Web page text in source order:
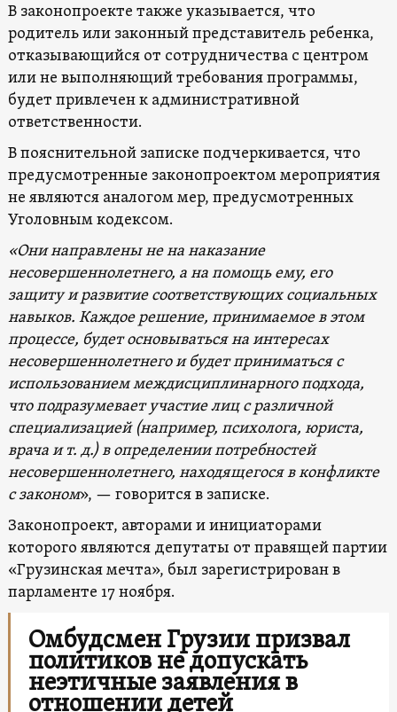
В законопроекте также указывается, что
родитель или законный представитель ребенка,
отказывающийся от сотрудничества с центром
или не выполняющий требования программы,
будет привлечен к административной
ответственности.
В пояснительной записке подчеркивается, что
предусмотренные законопроектом мероприятия
не являются аналогом мер, предусмотренных
Уголовным кодексом.
«Они направлены не на наказание
несовершеннолетнего, а на помощь ему, его
защиту и развитие соответствующих социальных
навыков. Каждое решение, принимаемое в этом
процессе, будет основываться на интересах
несовершеннолетнего и будет приниматься с
использованием междисциплинарного подхода,
что подразумевает участие лиц с различной
специализацией (например, психолога, юриста,
врача и т. д.) в определении потребностей
несовершеннолетнего, находящегося в конфликте
с законом», — говорится в записке.
Законопроект, авторами и инициаторами
которого являются депутаты от правящей партии
«Грузинская мечта», был зарегистрирован в
парламенте 17 ноября.
Омбудсмен Грузии призвал
политиков не допускать
неэтичные заявления в
отношении детей